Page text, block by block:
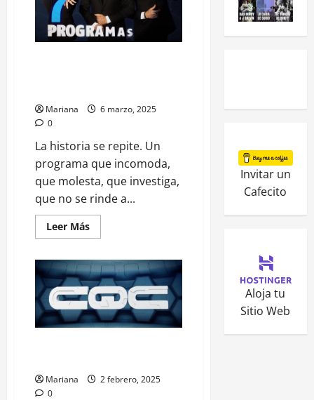
Mariana
6 marzo, 2025
0
La historia se repite. Un
programa que incomoda,
que molesta, que investiga,
que no se rinde a...
Leer Más
Mariana
2 febrero, 2025
0
Invitar un
Cafecito
Aloja tu
Sitio Web